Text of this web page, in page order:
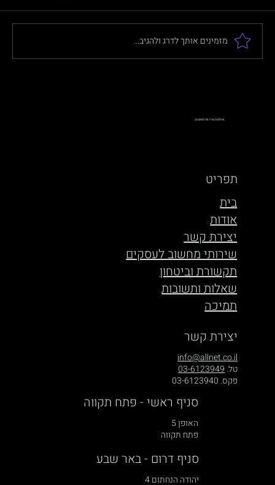
מזמינים אותך לדרג ולהגיב...
אולנט | שירותי מחשוב
תפריט
בית
אודות
יצירת קשר
שירותי מחשוב לעסקים
תקשורת וביטחון
שאלות ותשובות
תמיכה
info@allnet.co.il
טל. 03-6123949
פקס. 03-6123940
יצירת קשר
האופן 5
פתח תקווה
סניף ראשי - פתח תקווה
יהודה הנחתום 4
סניף דרום - באר שבע